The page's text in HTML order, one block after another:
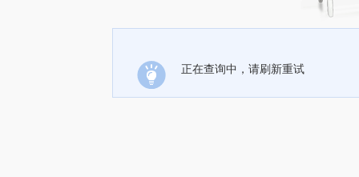
正在查询中，请刷新重试